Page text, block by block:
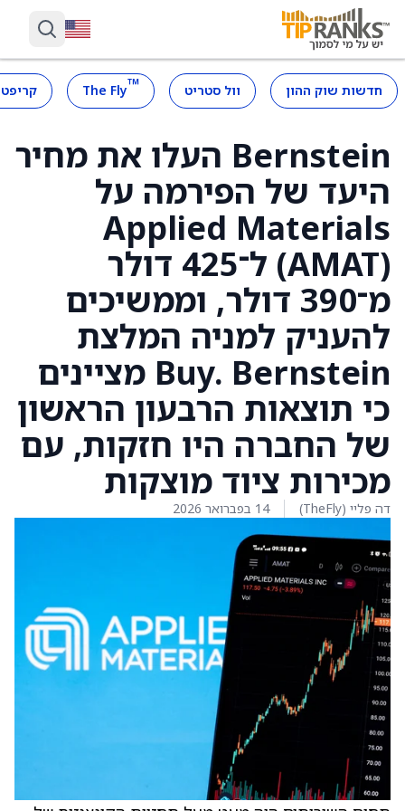
חדשות שוק ההון וול סטריט ™
The Fly
Bernstein העלו את מחיר
היעד של הפירמה על
Applied Materials
(AMAT) ל־425 דולר
מ־390 דולר, וממשיכים
להעניק למניה המלצת
Buy. Bernstein מציינים
כי תוצאות הרבעון הראשון
של החברה היו חזקות, עם
מכירות ציוד מוצקות
דה פליי (TheFly) 14 בפברואר 2026